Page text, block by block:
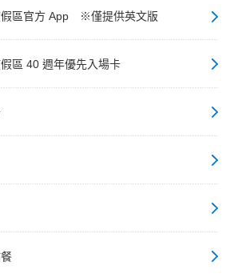
假區官方 App ※僅提供英文版
區 40 週年優先入場卡